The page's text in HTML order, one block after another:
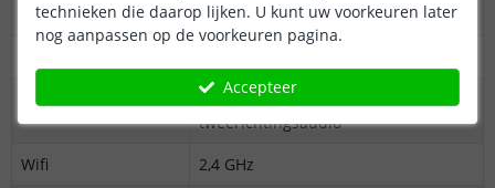
Nachtzicht
940 nm infrarood en wit ledlicht
Audio
Microfoon en speaker voor
tweerichtingsaudio
Wifi
2,4 GHz
technieken die daarop lijken. U kunt uw voorkeuren later
nog aanpassen op de voorkeuren pagina.
Accepteer